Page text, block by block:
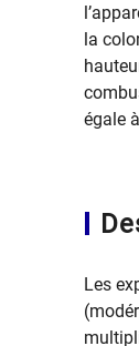
la
égale
Les